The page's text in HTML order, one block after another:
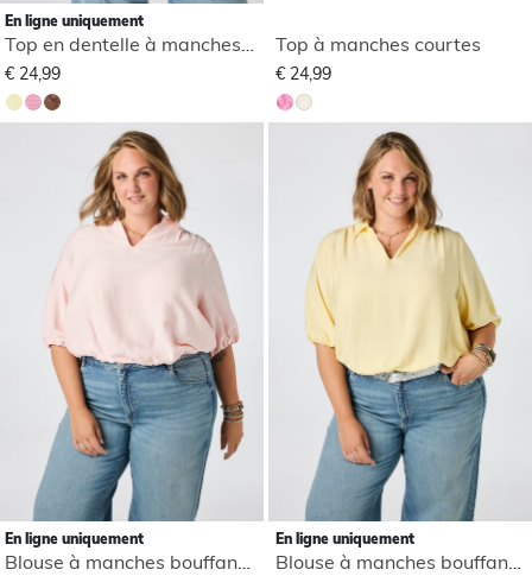
En ligne uniquement
€ 24,99
Top à manches courtes
€ 24,99
En ligne uniquement En ligne uniquement